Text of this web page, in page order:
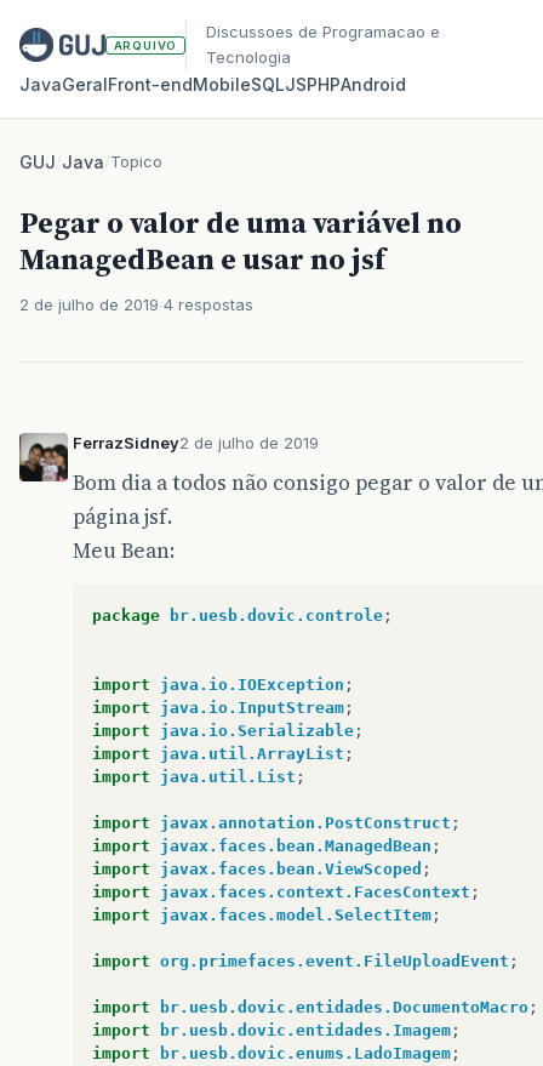
ARQUIVO
Discussoes de Programacao e
Tecnologia
JavaGeralFront‑endMobileSQLJSPHPAndroid
GUJ/Java/Topico
Pegar o valor de uma variável no
ManagedBean e usar no jsf
2 de julho de 2019 4 respostas
FerrazSidney2 de julho de 2019
Bom dia a todos não consigo pegar o valor de
página jsf.
Meu Bean:
package br.uesb.dovic.controle ;
import java.io.IOException ;
import
java.io.InputStream ;
import
java.io.Serializable ;
import
java.util.ArrayList ;
import
java.util.List ;
import javax.annotation.PostConstruct ;
import
javax.faces.bean.ManagedBean ;
import
javax.faces.bean.ViewScoped ;
import
javax.faces.context.FacesContext ;
import
javax.faces.model.SelectItem ;
import org.primefaces.event.FileUploadEvent ;
import br.uesb.dovic.entidades.DocumentoMacro ;
import
br.uesb.dovic.entidades.Imagem ;
import
br.uesb.dovic.enums.LadoImagem ;